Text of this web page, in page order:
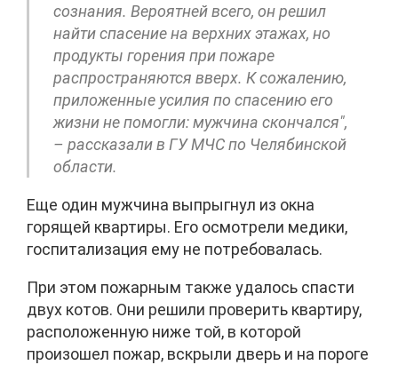
сознания. Вероятней всего, он решил
найти спасение на верхних этажах, но
продукты горения при пожаре
распространяются вверх. К сожалению,
приложенные усилия по спасению его
жизни не помогли: мужчина скончался",
– рассказали в ГУ МЧС по Челябинской
области.
Еще один мужчина выпрыгнул из окна
горящей квартиры. Его осмотрели медики,
госпитализация ему не потребовалась.
При этом пожарным также удалось спасти
двух котов. Они решили проверить квартиру,
расположенную ниже той, в которой
произошел пожар, вскрыли дверь и на пороге